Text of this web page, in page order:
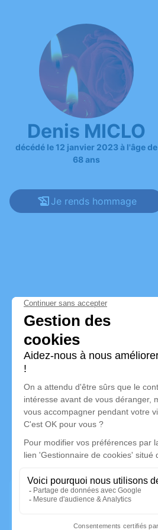
Denis MICLO
décédé le 12 janvier 2023 à l'âge de
68 ans
Je rends hommage